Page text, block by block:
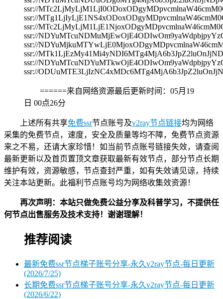
ssr://
ssr://
ssr://
ssr://
ssr://
ssr://
ssr://
ssr://
======来自网络资源最后更新时间： 05月19
日 00点26分
上述所有共享免费ssr节点账号及v2ray节点链接均为网络
采集的免费节点，速度，安全及质量等均不障，免费节点资源
来之不易，还请大家珍惜！如当前节点账号链接失效，请查阅
最新更新以及首页置顶文章获取最新有效节点，部分节点长期
维护有效，资源敏感，节点查封严重，如有失效请见谅，持续
关注本站更新。此福利节点账号均为网络收集效资源！
再次声明：本站只做免费公益分享及科普学习，不提供任
何节点出售服务及技术支持！谢谢理解！
推荐阅读
最新免费ssr节点梯子账号分享-永久v2ray节点-每日更新
(2026/7/25)
长期免费ssr节点梯子账号分享-永久v2ray节点-每日更新
(2026/6/22)